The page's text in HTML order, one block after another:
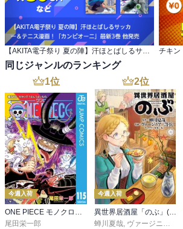
同じジャンルのランキング
1位
今週入荷
ONE PIECE モノクロ版 115
尾田栄一郎
2位
今週入荷
異世界居酒屋「のぶ」(22)
蝉川夏哉, ヴァージニア二等兵